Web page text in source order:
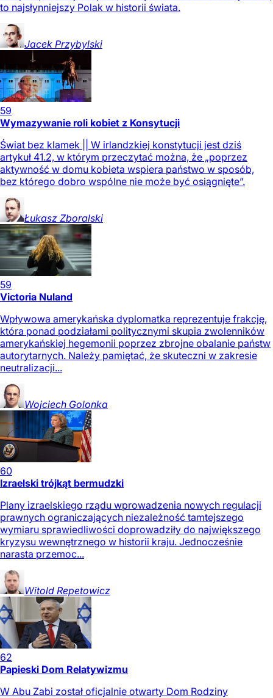
to najsłynniejszy Polak w historii świata.
Jacek Przybylski
59
Wymazywanie roli kobiet z Konsytucji
Świat bez klamek || W irlandzkiej konstytucji jest dziś
artykuł 41.2, w którym przeczytać można, że „poprzez
aktywność w domu kobieta wspiera państwo w sposób,
bez którego dobro wspólne nie może być osiągnięte”.
Łukasz Zboralski
59
Victoria Nuland
Wpływowa amerykańska dyplomatka reprezentuje frakcję,
która ponad podziałami politycznymi skupia zwolenników
amerykańskiej hegemonii poprzez zbrojne obalanie państw
autorytarnych. Należy pamiętać, że skuteczni w zakresie
neutralizacji...
Wojciech Golonka
60
Izraelski trójkąt bermudzki
Plany izraelskiego rządu wprowadzenia nowych regulacji
prawnych ograniczających niezależność tamtejszego
wymiaru sprawiedliwości doprowadziły do największego
kryzysu wewnętrznego w historii kraju. Jednocześnie
narasta przemoc...
Witold Repetowicz
62
Papieski Dom Relatywizmu
W Abu Zabi został oficjalnie otwarty Dom Rodziny